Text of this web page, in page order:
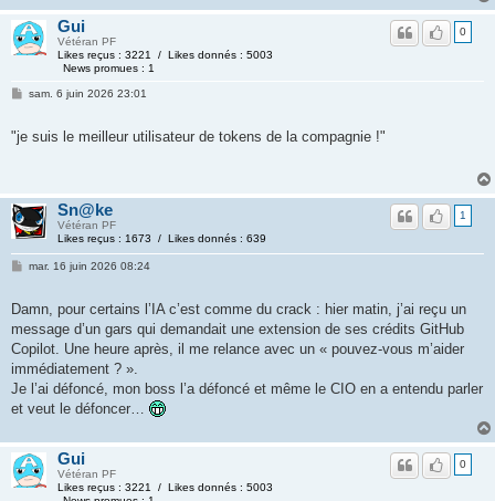
Gui
Vétéran PF
Likes reçus : 3221 / Likes donnés : 5003
News promues : 1
0
sam. 6 juin 2026 23:01
"je suis le meilleur utilisateur de tokens de la compagnie !"
Sn@ke
Vétéran PF
Likes reçus : 1673 / Likes donnés : 639
1
mar. 16 juin 2026 08:24
Damn, pour certains l’IA c’est comme du crack : hier matin, j’ai reçu un
message d’un gars qui demandait une extension de ses crédits GitHub
Copilot. Une heure après, il me relance avec un « pouvez-vous m’aider
immédiatement ? ».
Je l’ai défoncé, mon boss l’a défoncé et même le CIO en a entendu parler
et veut le défoncer…
Gui
Vétéran PF
Likes reçus : 3221 / Likes donnés : 5003
0